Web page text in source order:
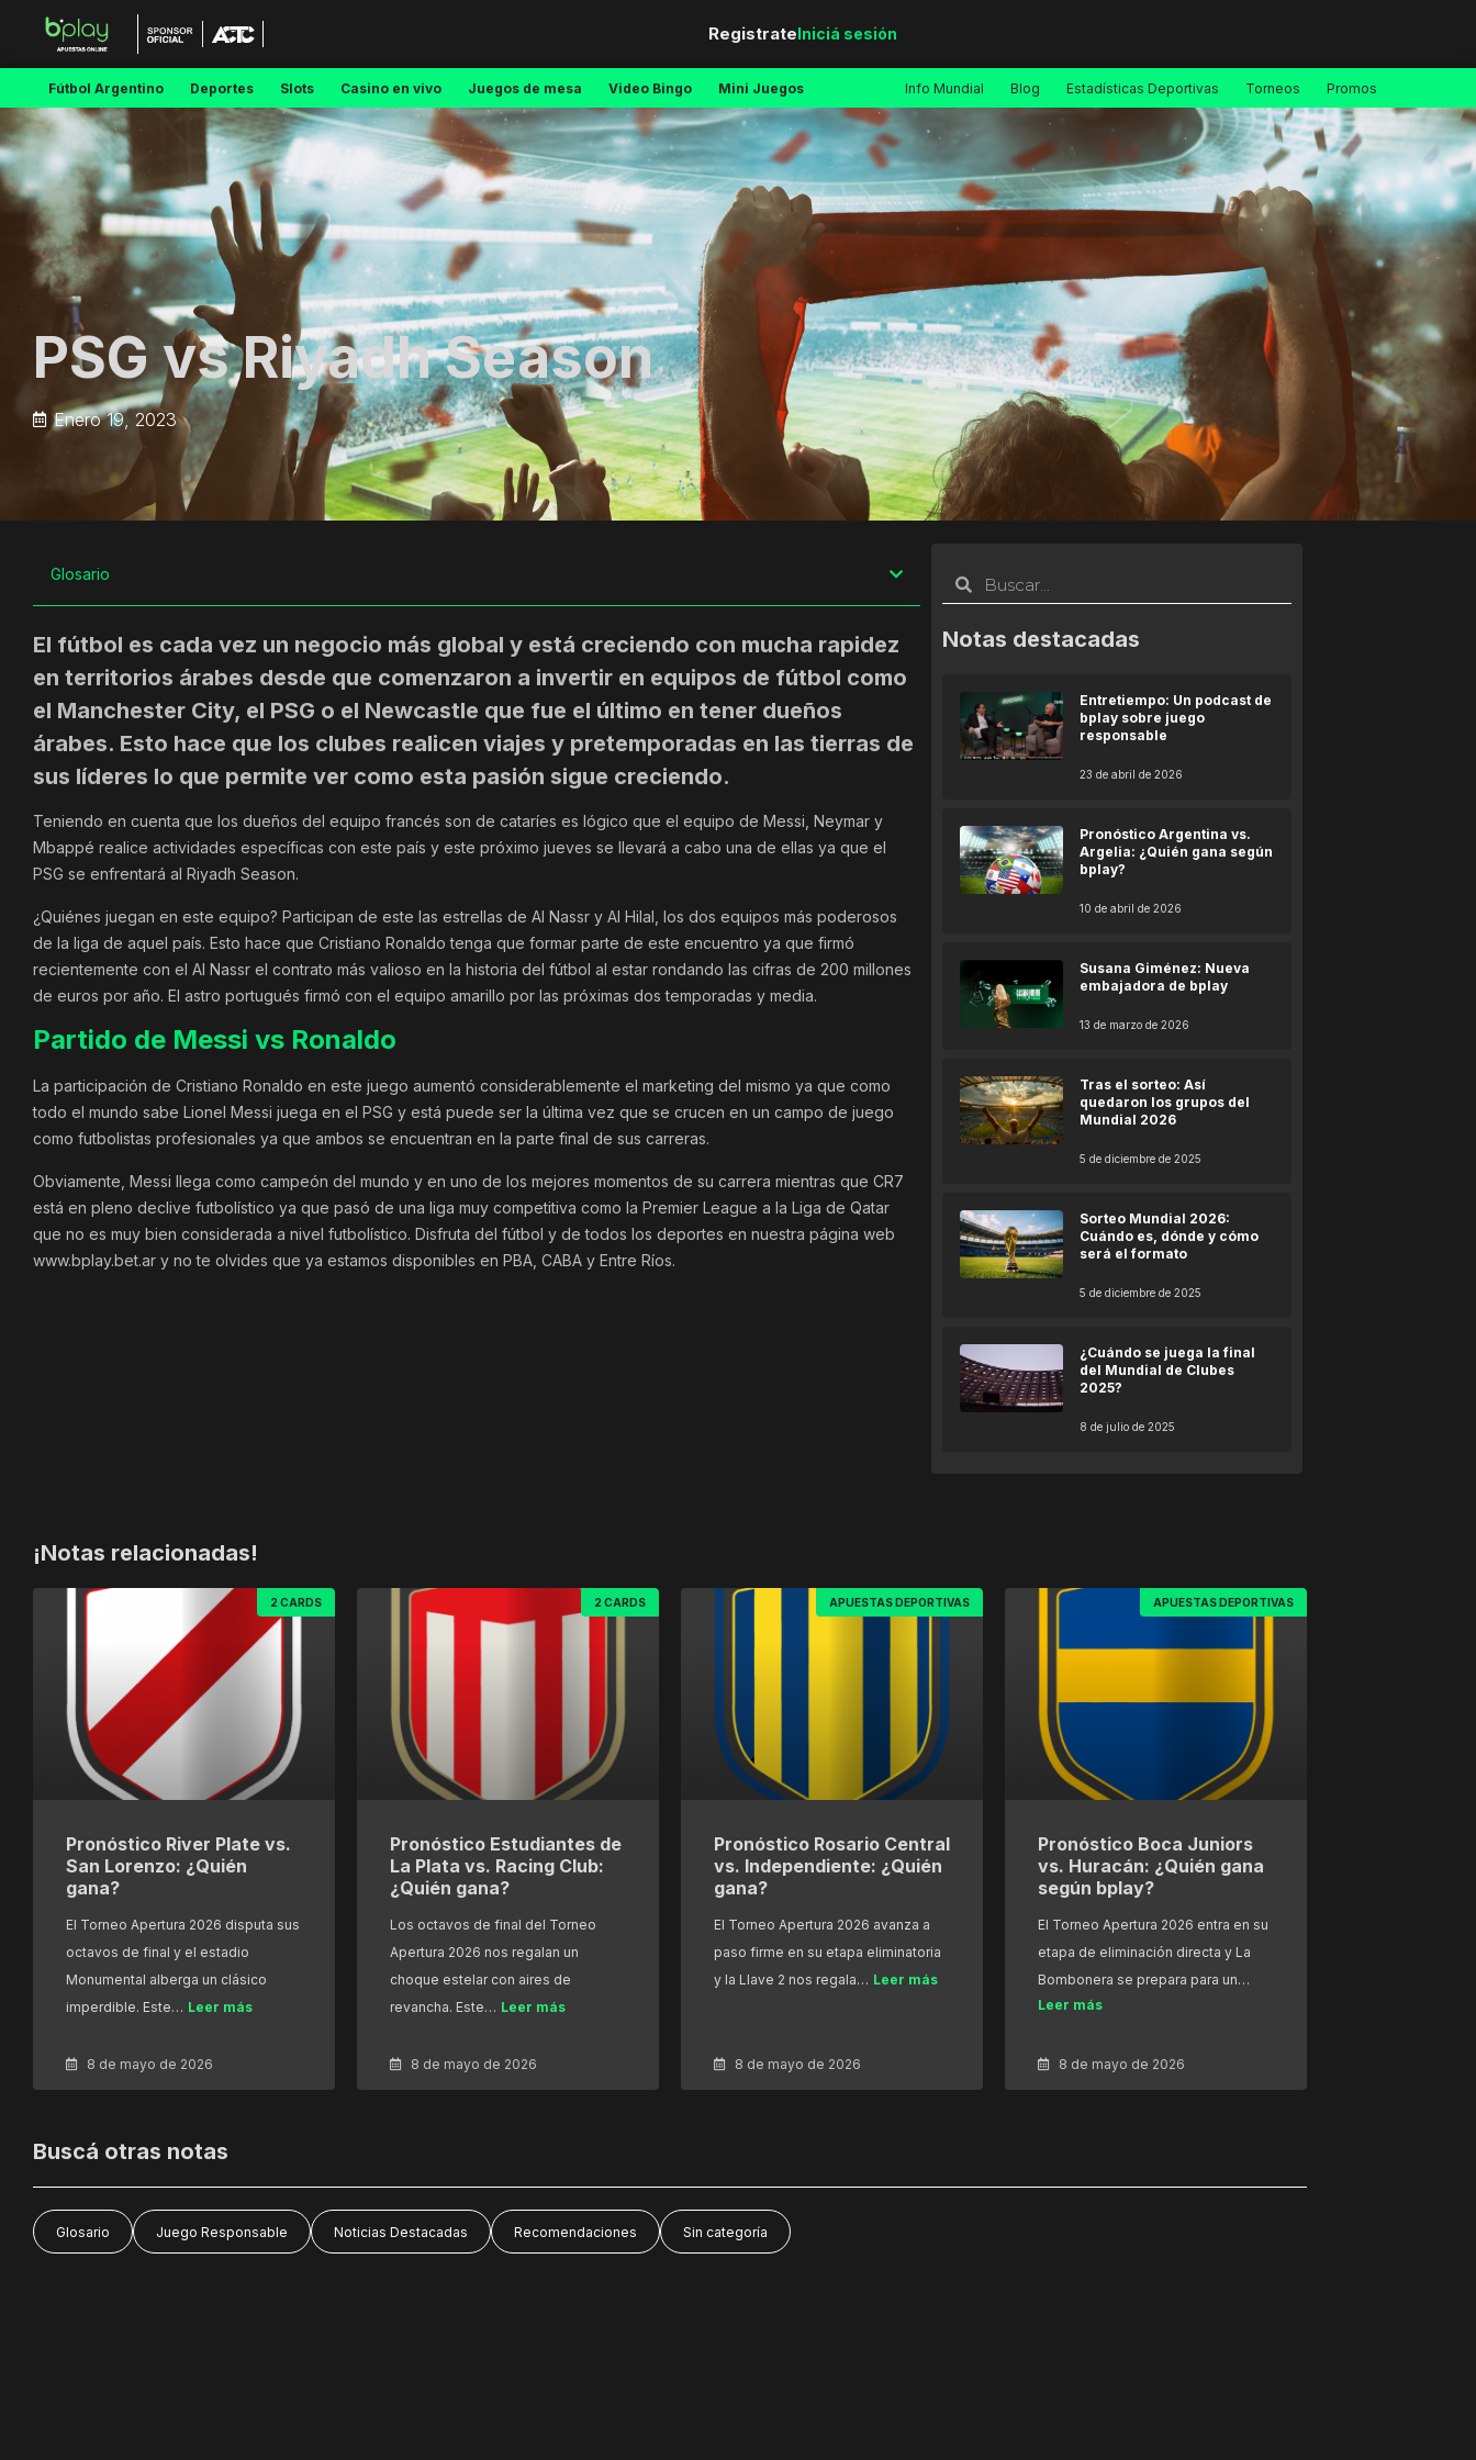
RegistrateIniciá sesión
Fútbol Argentino Deportes Slots Casino en vivo Juegos de mesa Video Bingo Mini Juegos Info Mundial Blog Estadísticas Deportivas Torneos Promos
PSG vs Riyadh Season
Enero 19, 2023
Glosario
El fútbol es cada vez un negocio más global y está creciendo con mucha rapidez
en territorios árabes desde que comenzaron a invertir en equipos de fútbol como
el Manchester City, el PSG o el Newcastle que fue el último en tener dueños
árabes. Esto hace que los clubes realicen viajes y pretemporadas en las tierras de
sus líderes lo que permite ver como esta pasión sigue creciendo.
Teniendo en cuenta que los dueños del equipo francés son de cataríes es lógico que el equipo de Messi, Neymar y
Mbappé realice actividades específicas con este país y este próximo jueves se llevará a cabo una de ellas ya que el
PSG se enfrentará al Riyadh Season.
¿Quiénes juegan en este equipo? Participan de este las estrellas de Al Nassr y Al Hilal, los dos equipos más poderosos
de la liga de aquel país. Esto hace que Cristiano Ronaldo tenga que formar parte de este encuentro ya que firmó
recientemente con el Al Nassr el contrato más valioso en la historia del fútbol al estar rondando las cifras de 200 millones
de euros por año. El astro portugués firmó con el equipo amarillo por las próximas dos temporadas y media.
Partido de Messi vs Ronaldo
La participación de Cristiano Ronaldo en este juego aumentó considerablemente el marketing del mismo ya que como
todo el mundo sabe Lionel Messi juega en el PSG y está puede ser la última vez que se crucen en un campo de juego
como futbolistas profesionales ya que ambos se encuentran en la parte final de sus carreras.
Obviamente, Messi llega como campeón del mundo y en uno de los mejores momentos de su carrera mientras que CR7
está en pleno declive futbolístico ya que pasó de una liga muy competitiva como la Premier League a la Liga de Qatar
que no es muy bien considerada a nivel futbolístico. Disfruta del fútbol y de todos los deportes en nuestra página web
www.bplay.bet.ar y no te olvides que ya estamos disponibles en PBA, CABA y Entre Ríos.
Notas destacadas
Entretiempo: Un podcast de
bplay sobre juego
responsable
23 de abril de 2026
Pronóstico Argentina vs.
Argelia: ¿Quién gana según
bplay?
10 de abril de 2026
Susana Giménez: Nueva
embajadora de bplay
13 de marzo de 2026
Tras el sorteo: Así
quedaron los grupos del
Mundial 2026
5 de diciembre de 2025
Sorteo Mundial 2026:
Cuándo es, dónde y cómo
será el formato
5 de diciembre de 2025
¿Cuándo se juega la final
del Mundial de Clubes
2025?
8 de julio de 2025
¡Notas relacionadas!
2 CARDS
Pronóstico River Plate vs.
San Lorenzo: ¿Quién
gana?
El Torneo Apertura 2026 disputa sus
octavos de final y el estadio
Monumental alberga un clásico
imperdible. Este… Leer más
8 de mayo de 2026
2 CARDS
Pronóstico Estudiantes de
La Plata vs. Racing Club:
¿Quién gana?
Los octavos de final del Torneo
Apertura 2026 nos regalan un
choque estelar con aires de
revancha. Este… Leer más
8 de mayo de 2026
APUESTAS DEPORTIVAS
Pronóstico Rosario Central
vs. Independiente: ¿Quién
gana?
El Torneo Apertura 2026 avanza a
paso firme en su etapa eliminatoria
y la Llave 2 nos regala… Leer más
8 de mayo de 2026
APUESTAS DEPORTIVAS
Pronóstico Boca Juniors
vs. Huracán: ¿Quién gana
según bplay?
El Torneo Apertura 2026 entra en su
etapa de eliminación directa y La
Bombonera se prepara para un…
Leer más
8 de mayo de 2026
Buscá otras notas
Glosario Juego Responsable Noticias Destacadas Recomendaciones Sin categoría